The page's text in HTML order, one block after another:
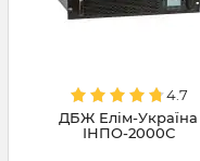
4.7
ДБЖ Елім-Україна
ІНПО-2000С